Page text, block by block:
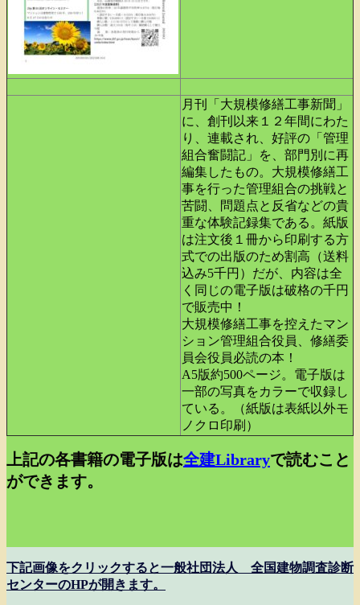
月刊「大規模修繕工事新聞」
に、創刊以来１２年間にわた
り、連載され、好評の「管理
組合奮闘記」を、部門別に再
編集したもの。大規模修繕工
事を行った管理組合の挑戦と
苦闘、問題点と反省などの貴
重な体験記録集である。紙版
は注文後１冊から印刷する方
式での出版のため割高（送料
込み5千円）だが、内容は全
く同じの電子版は破格の千円
で販売中！
大規模修繕工事を控えたマン
ション管理組合役員、修繕委
員会役員必読の本！
A5版約500ページ。電子版は
一部の写真をカラーで収録し
ている。（紙版は表紙以外モ
ノクロ印刷）
上記の各書籍の電子版は全建Libraryで読むこと
ができます。
下記画像をクリックすると一般社団法人 全国建物調査診断
センターのHPが開きます。